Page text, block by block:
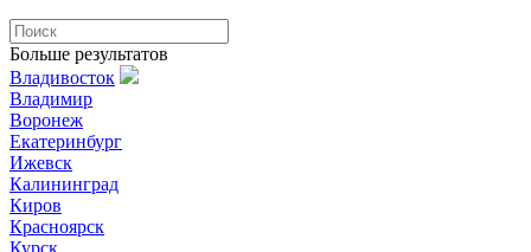
Больше результатов
Владивосток
Владимир
Воронеж
Екатеринбург
Ижевск
Калининград
Киров
Красноярск
Курск